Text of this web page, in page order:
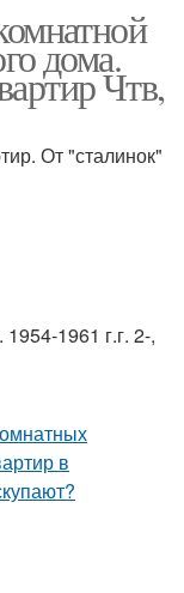
дома.
Чтв,
От "сталинок"
1961 г.г. 2-,